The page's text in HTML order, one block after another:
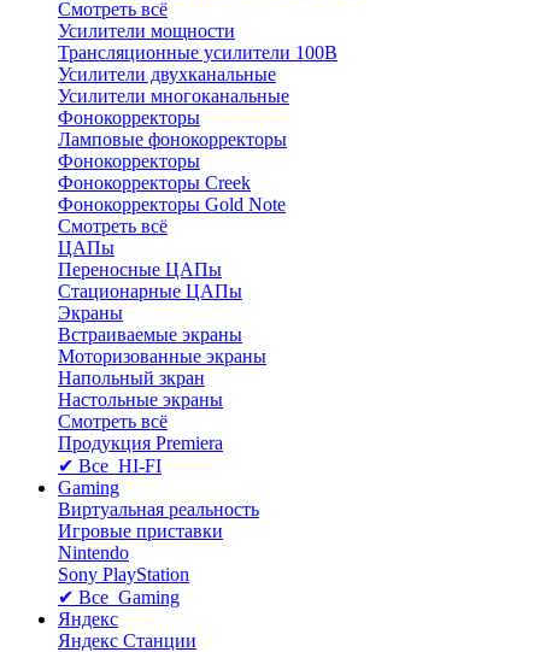
Смотреть всё
Усилители мощности
Трансляционные усилители 100В
Усилители двухканальные
Усилители многоканальные
Фонокорректоры
Ламповые фонокорректоры
Фонокорректоры
Фонокорректоры Creek
Фонокорректоры Gold Note
Смотреть всё
ЦАПы
Переносные ЦАПы
Стационарные ЦАПы
Экраны
Встраиваемые экраны
Моторизованные экраны
Напольный зкран
Настольные экраны
Смотреть всё
Продукция Premiera
✔ Все HI-FI
Gaming
Виртуальная реальность
Игровые приставки
Nintendo
Sony PlayStation
✔ Все Gaming
Яндекс
Яндекс Станции